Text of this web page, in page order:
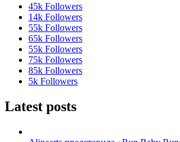
45k Followers
14k Followers
55k Followers
65k Followers
55k Followers
75k Followers
85k Followers
5k Followers
Latest posts